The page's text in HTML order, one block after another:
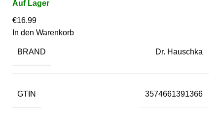
€16.99
In den Warenkorb
BRAND Dr. Hauschka
GTIN 3574661391366